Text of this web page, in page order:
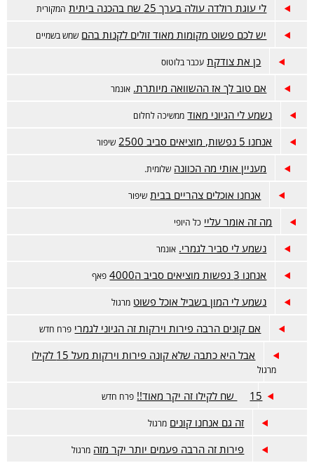
לי עוגת רולדה עולה בערך 25 שח בהכנה ביתית המקורית
יש לכם פשוט מקומות מאוד זולים לקנות בהם שמש בשמיים
כן את צודקת עכבר בלוטוס
אם טוב לך אז ההשוואה מיותרת. אונמר
נשמע לי הגיוני מאוד ממשיכה לחלום
אנחנו 5 נפשות, מוציאים סביב 2500 שיפור
מעניין אותי מה הכוונה שלומית.
אנחנו אוכלים צהריים בבית שיפור
מה זה אומר עליי כל היופי
נשמע לי סביר לגמרי. אונמר
אנחנו 3 נפשות מוציאים סביב ה4000 פאף
נשמע לי המון בשביל אוכל פשוט מרגול
אם קונים הרבה פירות וירקות זה הגיוני לגמרי פרח חדש
אבל היא כתבה שלא קונה פירות וירקות מעל 15 לקילו
מרגול
15 שח לקילו זה יקר מאוד!! פרח חדש
זה גם אנחנו קונים מרגול
פירות זה הרבה פעמים יותר יקר מזה מרגול